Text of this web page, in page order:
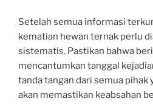
Setelah semua informasi
kematian hewan ternak perlu
sistematis. Pastikan bahwa
mencantumkan tanggal
tanda tangan dari semua pihak
akan memastikan keabsahan